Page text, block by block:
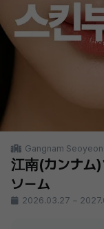
Gangnam
江南(カンナム)
ソーム
2026.03.27 ~